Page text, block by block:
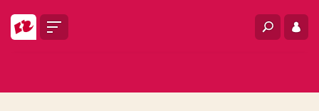
Menu Zoeken